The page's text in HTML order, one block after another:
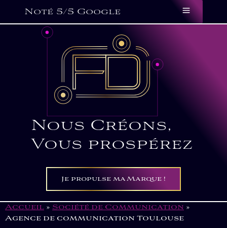
Noté 5/5 Google
Main
Nous Créons,
Vous prospérez
Je propulse ma Marque !
Accueil » Société de Communication »
Agence de communication Toulouse